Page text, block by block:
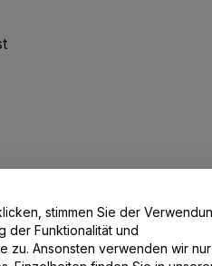
stimmen Sie der
der Funktionalität und
wir nur